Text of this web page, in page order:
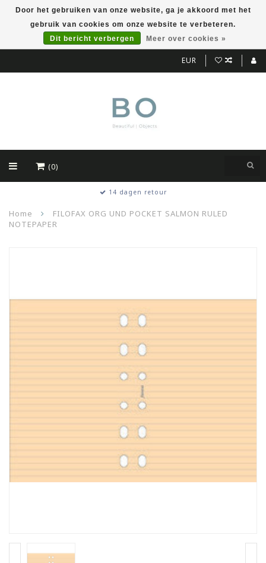
EUR
(0)
14 dagen retour
Home
FILOFAX ORG UND POCKET SALMON RULED
NOTEPAPER
Door het gebruiken van onze website, ga je akkoord met het
gebruik van cookies om onze website te verbeteren.
Dit bericht verbergen
Meer over cookies »